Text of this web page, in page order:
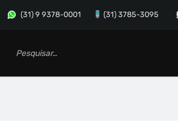
(31) 9 9378-0001 (31) 3785-3095